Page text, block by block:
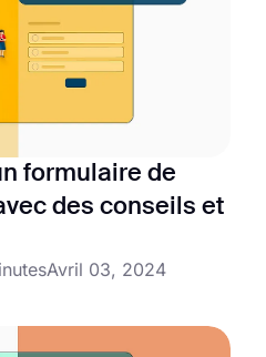
formulaire de
des conseils et
Avril 03, 2024